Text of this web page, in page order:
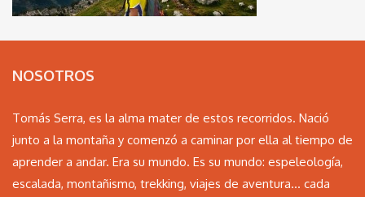
NOSOTROS
Tomás Serra, es la alma mater de estos recorridos. Nació
junto a la montaña y comenzó a caminar por ella al tiempo de
aprender a andar. Era su mundo. Es su mundo: espeleología,
escalada, montañismo, trekking, viajes de aventura… cada